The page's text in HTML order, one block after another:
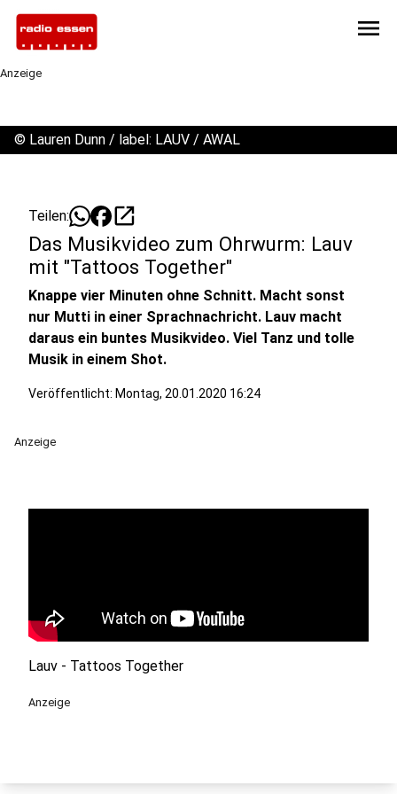
menu
Anzeige
© Lauren Dunn / label: LAUV / AWAL
Teilen: open_in_new
Das Musikvideo zum Ohrwurm: Lauv
mit "Tattoos Together"
Knappe vier Minuten ohne Schnitt. Macht sonst
nur Mutti in einer Sprachnachricht. Lauv macht
daraus ein buntes Musikvideo. Viel Tanz und tolle
Musik in einem Shot.
Veröffentlicht: Montag, 20.01.2020 16:24
Anzeige
Lauv - Tattoos Together
Anzeige